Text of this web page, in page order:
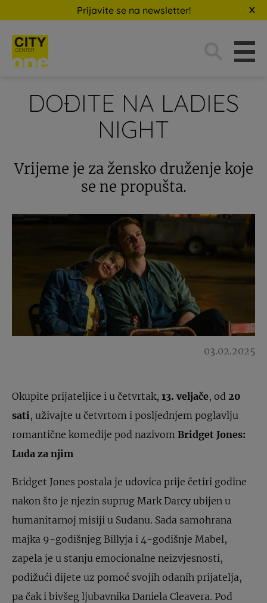
Prijavite se na newsletter!
DOĐITE NA LADIES
NIGHT
Vrijeme je za žensko druženje koje
se ne propušta.
03.02.2025
Okupite prijateljice i u četvrtak, 13. veljače, od 20
sati, uživajte u četvrtom i posljednjem poglavlju
romantične komedije pod nazivom Bridget Jones:
Luda za njim
Bridget Jones postala je udovica prije četiri godine
nakon što je njezin suprug Mark Darcy ubijen u
humanitarnoj misiji u Sudanu. Sada samohrana
majka 9-godišnjeg Billyja i 4-godišnje Mabel,
zapela je u stanju emocionalne neizvjesnosti,
podižući dijete uz pomoć svojih odanih prijatelja,
pa čak i bivšeg ljubavnika Daniela Cleavera. Pod